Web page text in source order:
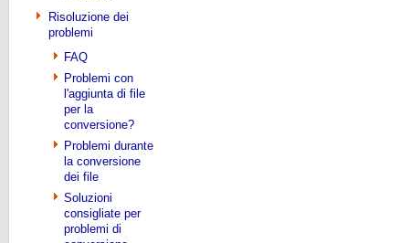
Risoluzione dei
problemi
FAQ
Problemi con
l'aggiunta di file
per la
conversione?
Problemi durante
la conversione
dei file
Soluzioni
consigliate per
problemi di